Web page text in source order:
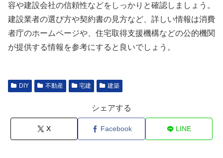
容や建設会社の信頼性などをしっかりと確認しましょう。
建設業者の選び方や契約書の見方など、詳しい情報は消費
者庁のホームページや、住宅取得支援機構などの公的機関
が提供する情報を参考にすると良いでしょう。
DIY 不動産 宅建 建築
シェアする
X Facebook LINE